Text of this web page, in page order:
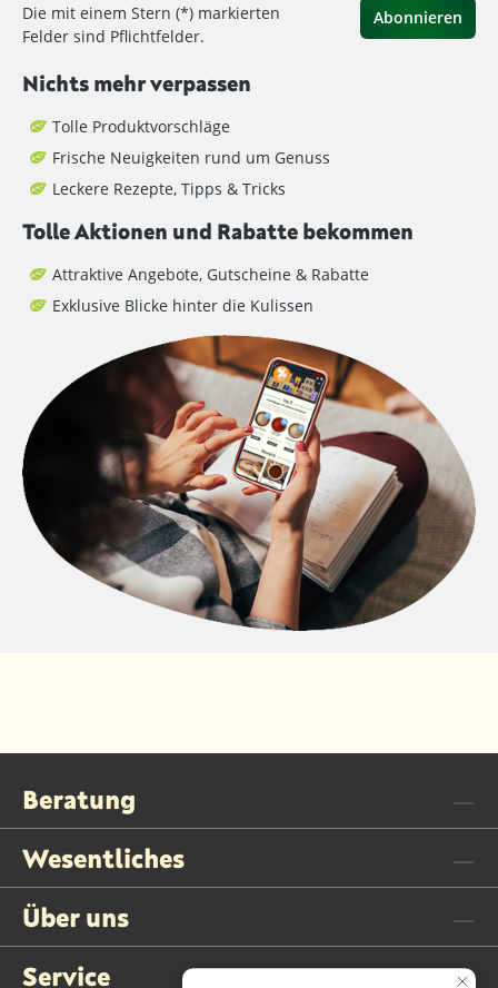
Die mit einem Stern (*) markierten
Felder sind Pflichtfelder.
Abonnieren
Nichts mehr verpassen
Tolle Produktvorschläge
Frische Neuigkeiten rund um Genuss
Leckere Rezepte, Tipps & Tricks
Tolle Aktionen und Rabatte bekommen
Attraktive Angebote, Gutscheine & Rabatte
Exklusive Blicke hinter die Kulissen
Beratung
Wesentliches
Über uns
Service